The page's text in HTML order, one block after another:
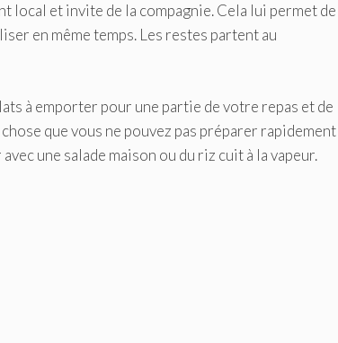
local et invite de la compagnie. Cela lui permet de
en même temps. Les restes partent au
à emporter pour une partie de votre repas et de
que vous ne pouvez pas préparer rapidement
une salade maison ou du riz cuit à la vapeur.